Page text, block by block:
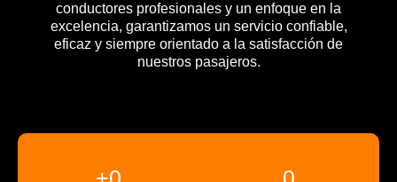
conductores profesionales y un enfoque en la
excelencia, garantizamos un servicio confiable,
eficaz y siempre orientado a la satisfacción de
nuestros pasajeros.